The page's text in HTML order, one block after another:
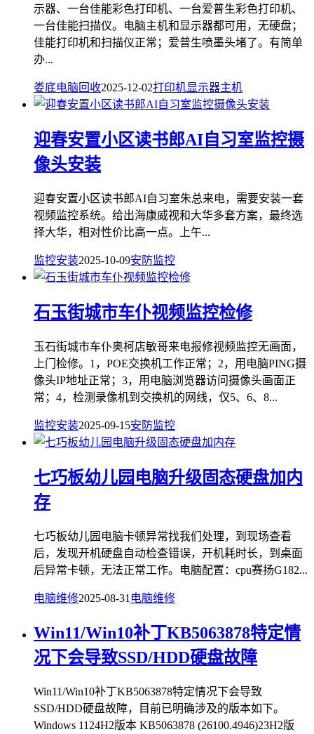
示器、一台佳能彩色打印机、一台爱普生彩色打印机、
一台佳能扫描仪。电脑主机和显示器都可用，无硬盘；
佳能打印机和扫描仪正常；爱普生喷墨头堵了。有简单
办...
娄底电脑回收2025-12-02打印机显示器主机
迎春安置小区读书郎AI自习室监控摄
像头安装
迎春安置小区读书郎AI自习室朱总来电，需要安装一套
视频监控系统。给出海康威视和大华多套方案，最终选
择大华，相对性价比高一点。上午...
监控安装2025-10-09安防监控
石玉街城市车仆视频监控检修
玉石街城市车仆奥柯店敏哥来电报修视频监控无画面，
上门检修。1，POE交换机工作正常；2，用电脑PING摄
像头IP地址正常；3，用电脑浏览器访问摄像头画面正
常；4，检测录像机到交换机的网线，仅5、6、8...
监控安装2025-09-15安防监控
七巧板幼儿园电脑升级固态硬盘加内
存
七巧板幼儿园电脑卡顿异常找我们处理，到现场查看
后，发现开机硬盘自动检查错误，开机耗时长，到桌面
后异常卡顿，无法正常工作。电脑配置：cpu赛扬G182...
电脑维修2025-08-31 电脑维修
Win11/Win10补丁KB5063878特定情
况下会导致SSD/HDD硬盘故障
Win11/Win10补丁KB5063878特定情况下会导致
SSD/HDD硬盘故障，目前已明确涉及的版本如下。
Windows 1124H2版本 KB5063878 (26100.4946)23H2版